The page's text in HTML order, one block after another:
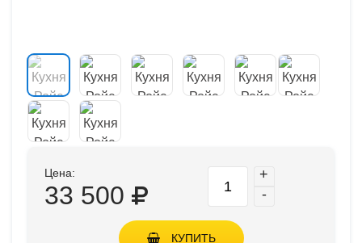
Цена:
33 500
+
-
КУПИТЬ